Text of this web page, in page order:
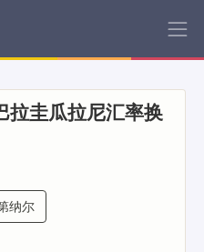
拉圭瓜拉尼汇率换
纳尔